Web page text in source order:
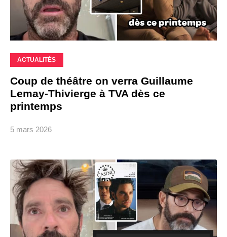
ACTUALITÉS
Coup de théâtre on verra Guillaume
Lemay-Thivierge à TVA dès ce
printemps
5 mars 2026